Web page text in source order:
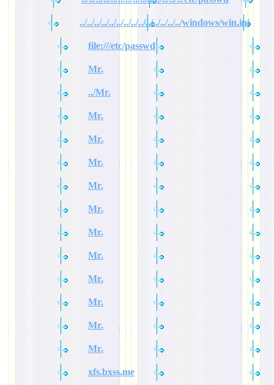
../../../../../../../../../../../../../../windows/win.ini
file:///etc/passwd
Mr.
../Mr.
Mr.
Mr.
Mr.
Mr.
Mr.
Mr.
Mr.
Mr.
Mr.
Mr.
Mr.
xfs.bxss.me